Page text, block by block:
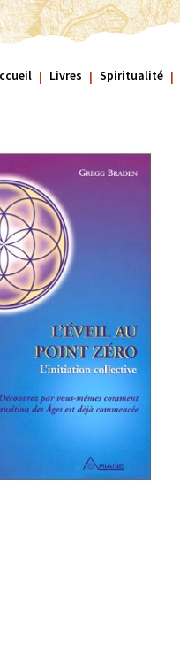
Livres Spiritualité